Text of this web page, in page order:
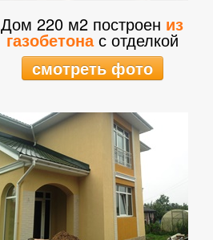
Дом 220 м2 построен из
газобетонас отделкой
смотреть фото